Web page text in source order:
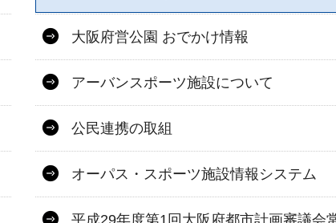
大阪府営公園 おでかけ情報
アーバンスポーツ施設について
公民連携の取組
オーパス・スポーツ施設情報システム
平成29年度第1回大阪府都市計画審議会